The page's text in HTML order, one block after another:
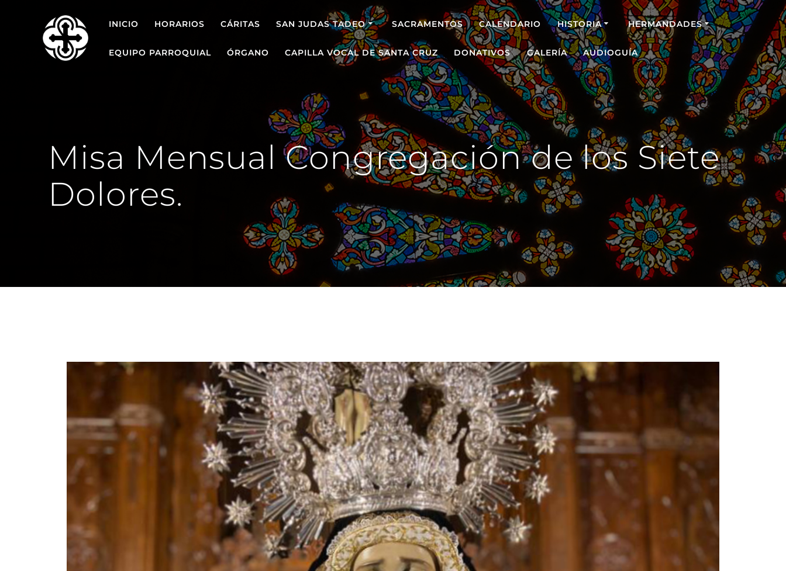
contenido
INICIO HORARIOS CÁRITAS SAN JUDAS TADEO SACRAMENTOS CALENDARIO HISTORIA HERMANDADES
EQUIPO PARROQUIAL ÓRGANO CAPILLA VOCAL DE SANTA CRUZ DONATIVOS GALERÍA AUDIOGUÍA
Misa Mensual Congregación de los Siete
Dolores.